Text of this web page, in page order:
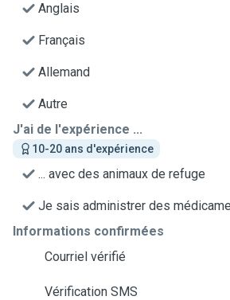
Anglais
Français
Allemand
Autre
J'ai de l'expérience ...
10-20 ans d'expérience
... avec des animaux de refuge
Je sais administrer des
Informations confirmées
Courriel vérifié
Vérification SMS